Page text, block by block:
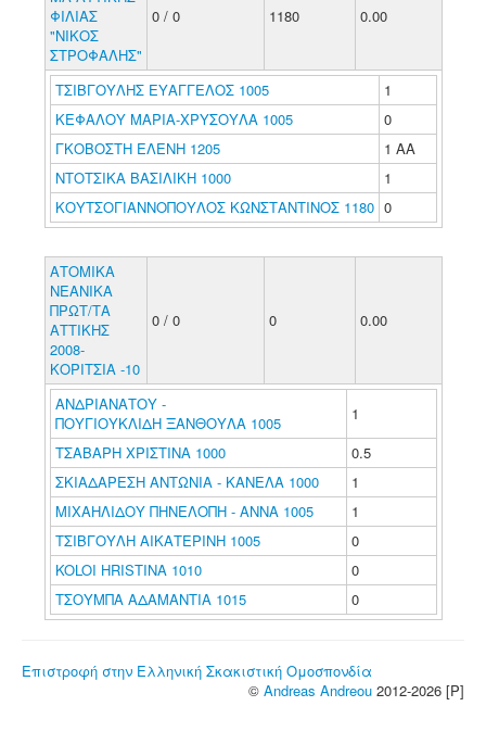
ΦΙΛΙΑΣ
"ΝΙΚΟΣ
ΣΤΡΟΦΑΛΗΣ"
0 / 0 1180 0.00
ΤΣΙΒΓΟΥΛΗΣ ΕΥΑΓΓΕΛΟΣ 1005
1
ΚΕΦΑΛΟΥ ΜΑΡΙΑ-ΧΡΥΣΟΥΛΑ 1005
0
ΓΚΟΒΟΣΤΗ ΕΛΕΝΗ 1205
1 ΑΑ
ΝΤΟΤΣΙΚΑ ΒΑΣΙΛΙΚΗ 1000
1
ΚΟΥΤΣΟΓΙΑΝΝΟΠΟΥΛΟΣ ΚΩΝΣΤΑΝΤΙΝΟΣ 1180 0
ΑΤΟΜΙΚΑ
ΝΕΑΝΙΚΑ
ΠΡΩΤ/ΤΑ
ΑΤΤΙΚΗΣ
2008-
ΚΟΡΙΤΣΙΑ -10
0 / 0 0 0.00
ΑΝΔΡΙΑΝΑΤΟΥ -
ΠΟΥΓΙΟΥΚΛΙΔΗ ΞΑΝΘΟΥΛΑ 1005
1
ΤΣΑΒΑΡΗ ΧΡΙΣΤΙΝΑ 1000
0.5
ΣΚΙΑΔΑΡΕΣΗ ΑΝΤΩΝΙΑ - ΚΑΝΕΛΑ 1000
1
ΜΙΧΑΗΛΙΔΟΥ ΠΗΝΕΛΟΠΗ - ΑΝΝΑ 1005
1
ΤΣΙΒΓΟΥΛΗ ΑΙΚΑΤΕΡΙΝΗ 1005
0
KOLOI HRISTINA 1010
0
ΤΣΟΥΜΠΑ ΑΔΑΜΑΝΤΙΑ 1015
0
Επιστροφή στην Ελληνική Σκακιστική Ομοσπονδία
© Andreas Andreou 2012-2026 [P]